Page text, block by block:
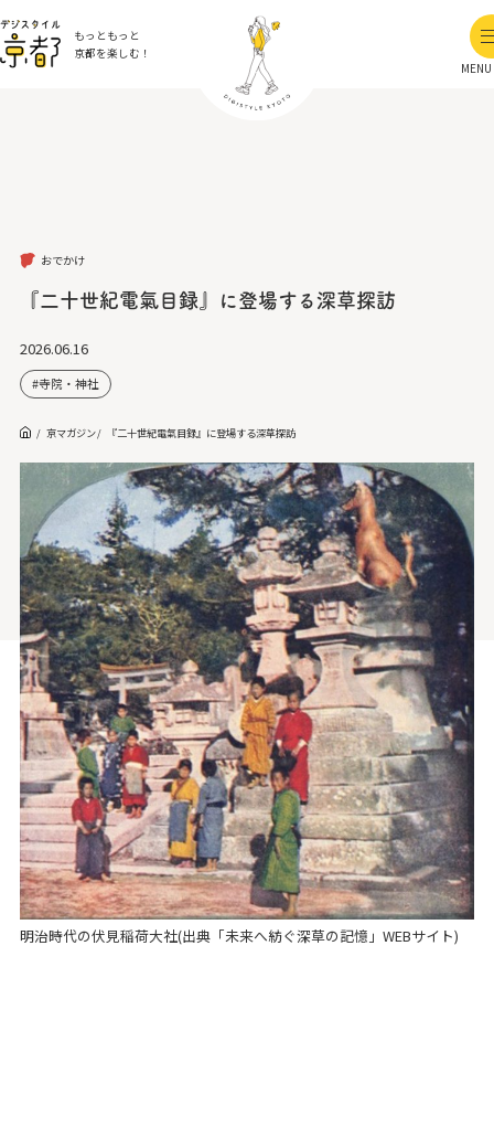
もっともっと
京都を楽しむ！
MENU
おでかけ
『二十世紀電氣目録』に登場する深草探訪
2026.06.16
寺院・神社
京マガジン 『二十世紀電氣目録』に登場する深草探訪
明治時代の伏見稲荷大社(出典「未来へ紡ぐ深草の記憶」WEBサイト)